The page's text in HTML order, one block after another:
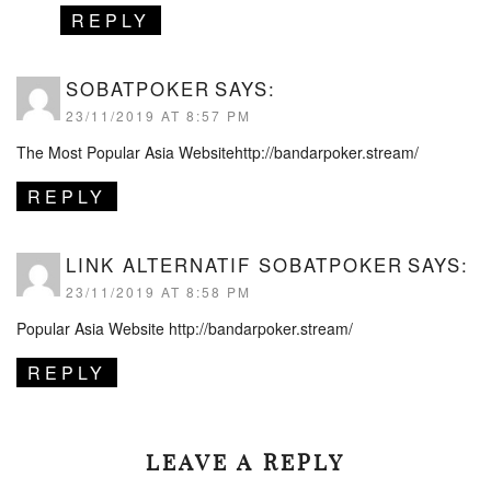
REPLY
SOBATPOKER SAYS:
23/11/2019 AT 8:57 PM
The Most Popular Asia Websitehttp://bandarpoker.stream/
REPLY
LINK ALTERNATIF SOBATPOKER SAYS:
23/11/2019 AT 8:58 PM
Popular Asia Website http://bandarpoker.stream/
REPLY
LEAVE A REPLY